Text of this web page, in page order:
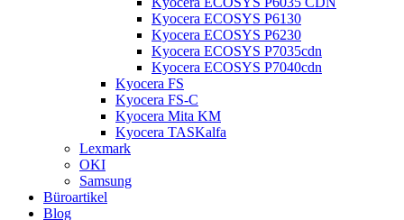
Kyocera ECOSYS P6130
Kyocera ECOSYS P6230
Kyocera ECOSYS P7035cdn
Kyocera ECOSYS P7040cdn
Kyocera FS
Kyocera FS-C
Kyocera Mita KM
Kyocera TASKalfa
Lexmark
OKI
Samsung
Büroartikel
Blog